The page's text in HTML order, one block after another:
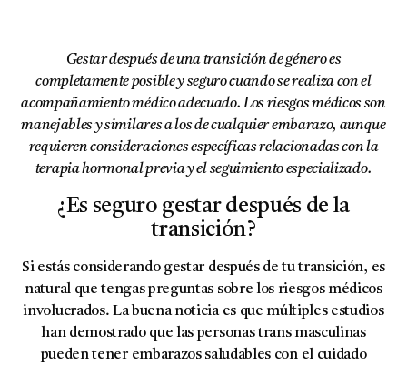
Gestar después de una transición de género es
completamente posible y seguro cuando se realiza con el
acompañamiento médico adecuado. Los riesgos médicos son
manejables y similares a los de cualquier embarazo, aunque
requieren consideraciones específicas relacionadas con la
terapia hormonal previa y el seguimiento especializado.
¿Es seguro gestar después de la
transición?
Si estás considerando gestar después de tu transición, es
natural que tengas preguntas sobre los riesgos médicos
involucrados. La buena noticia es que múltiples estudios
han demostrado que las personas trans masculinas
pueden tener embarazos saludables con el cuidado